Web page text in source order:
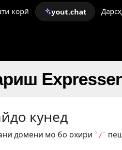
корӣ yout.chat
кунед
домени мо бо охири `/`